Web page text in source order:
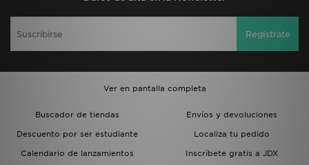
Regístrate
Ver en pantalla completa
Buscador de tiendas
Envíos y devoluciones
Descuento por ser estudiante
Localiza tu pedido
Calendario de lanzamientos
Inscríbete gratis a JDX